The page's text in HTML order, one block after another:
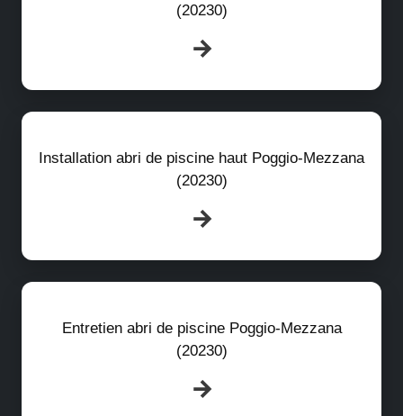
(20230)
Installation abri de piscine haut Poggio-Mezzana
(20230)
Entretien abri de piscine Poggio-Mezzana
(20230)